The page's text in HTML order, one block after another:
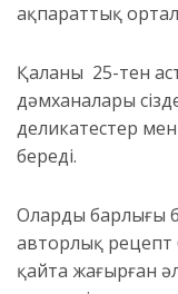
ақпараттық
Қаланың 25-тен
дәмханалары
деликатестер
береді.
Олардың барлығы
авторлық
қайта жаңғырған